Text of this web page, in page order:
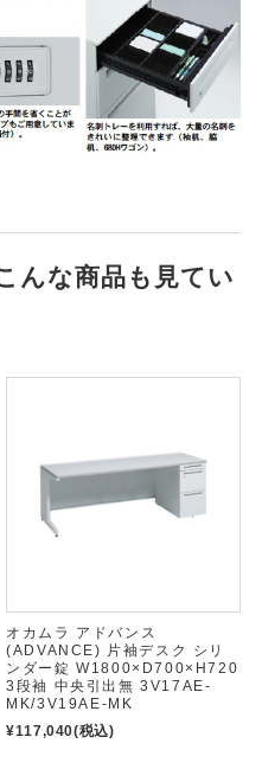
んな商品も見てい
オカムラ アドバンス
(ADVANCE) 片袖デスク シリ
ンダー錠 W1800×D700×H720
3段袖 中央引出無 3V17AE-
MK/3V19AE-MK
¥117,040(税込)